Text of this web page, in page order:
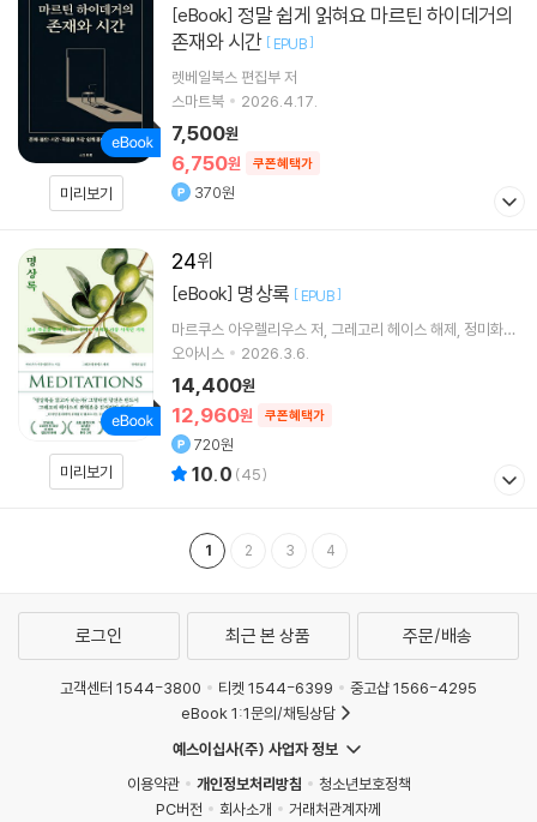
미리보기
[eBook] 정말 쉽게 읽혀요 마르틴 하이데거의
존재와 시간 [ EPUB]
렛베일북스 편집부 저
스마트북
2026.4.17.
6,750원 쿠폰혜택가
7,500원
370원
24
미리보기
[eBook] 명상록 [ EPUB]
마르쿠스 아우렐리우스 저 그레고리 헤이스 해제 정미화
역
오아시스 2026.3.6.
12,960원 쿠폰혜택가
14,400원
720원
10.0 (45)
1 2 3 4
로그인 최근 본 상품 주문/배송
고객센터 1544-3800 티켓 1544-6399
중고샵 1566-4295
eBook 1:1문의/채팅상담
예스이십사(주) 사업자 정보
이용약관
개인정보처리방침
청소년보호정책
PC버전
회사소개 거래처관계자께